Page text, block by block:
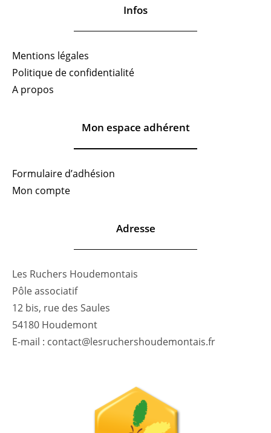
Infos
Mentions légales
Politique de confidentialité
A propos
Mon espace adhérent
Formulaire d’adhésion
Mon compte
Adresse
Les Ruchers Houdemontais
Pôle associatif
12 bis, rue des Saules
54180 Houdemont
E-mail : contact@lesruchershoudemontais.fr